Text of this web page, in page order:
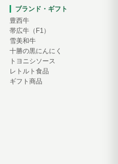
ブランド・ギフト
豊西牛
帯広牛（F1）
雪美和牛
十勝の黒にんにく
トヨニシソース
レトルト食品
ギフト商品